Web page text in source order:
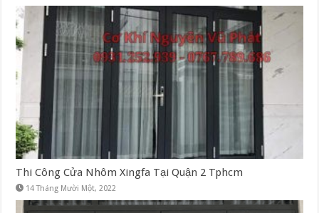
Thi Công Cửa Nhôm Xingfa Tại Quận 2 Tphcm
14 Tháng Mười Một, 2022